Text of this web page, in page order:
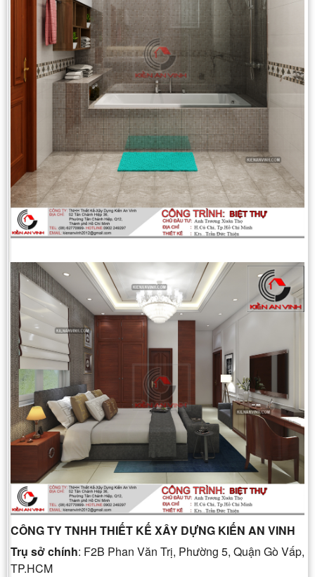
CÔNG TY TNHH THIẾT KẾ XÂY DỰNG KIẾN AN VINH
Trụ sở chính: F2B Phan Văn Trị, Phường 5, Quận Gò Vấp,
TP.HCM